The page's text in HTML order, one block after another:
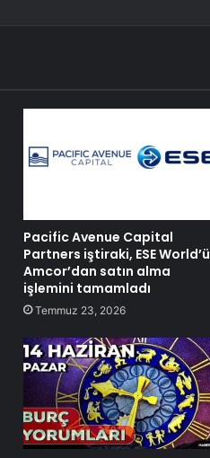
Pacific Avenue Capital
Partners iştiraki, ESE World’ü
Amcor’dan satın alma
işlemini tamamladı
Temmuz 23, 2026